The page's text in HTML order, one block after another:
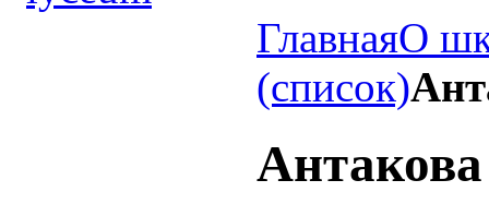
ГлавнаяО
(список)